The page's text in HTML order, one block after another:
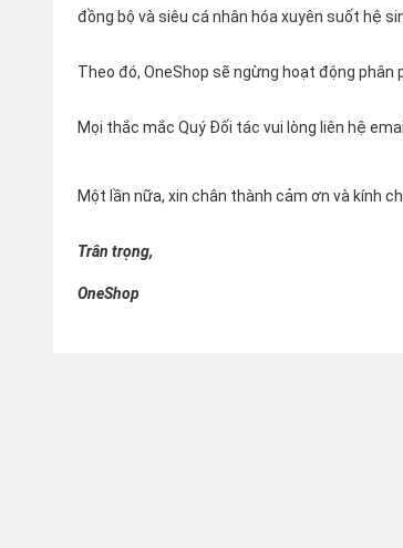
đồng bộ và siêu cá nhân hóa xuyên suốt hệ
Theo đó, OneShop sẽ ngừng hoạt động phân
Mọi thắc mắc Quý Đối tác vui lòng liên hệ
Một lần nữa, xin chân thành cảm ơn và kính
Trân trọng,
OneShop